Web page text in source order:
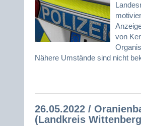
von
Nähere Umstände sind nicht
26.05.2022 /
(Landkreis